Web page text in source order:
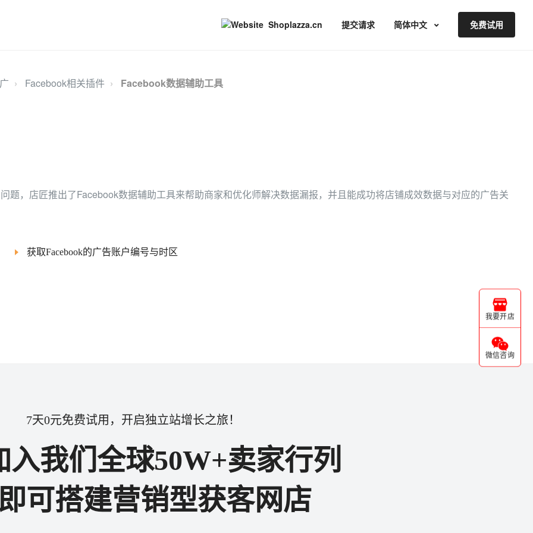
Shoplazza.cn 提交请求 简体中文 免费试用
Facebook相关插件 Facebook数据辅助工具
题，店匠推出了Facebook数据辅助工具来帮助商家和优化师解决数据漏报，并且能成功将店铺成效数据与对应的广告关
获取Facebook的广告账户编号与时区
我要开店
微信咨询
7天0元免费试用，开启独立站增长之旅！
入我们全球50W+卖家行列
可搭建营销型获客网店